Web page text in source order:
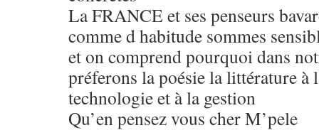
La FRANCE et ses penseurs
comme d habitude sommes
et on comprend pourquoi dans
préferons la poésie la littérature à
technologie et à la gestion
Qu’en pensez vous cher M’pele